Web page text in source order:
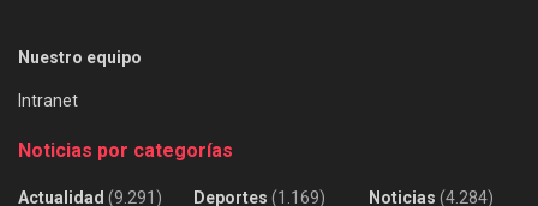
Nuestro equipo
Intranet
Noticias por categorías
Actualidad (9.291)
Deportes (1.169)
Noticias (4.284)